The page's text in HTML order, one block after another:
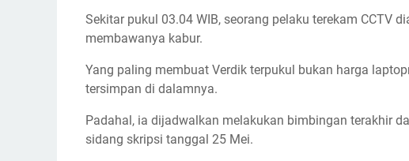
Sekitar pukul 03.04 WIB, seorang pelaku terekam CCTV
membawanya kabur.
Yang paling membuat Verdik terpukul bukan harga
tersimpan di dalamnya.
Padahal, ia dijadwalkan melakukan bimbingan terakhir
sidang skripsi tanggal 25 Mei.